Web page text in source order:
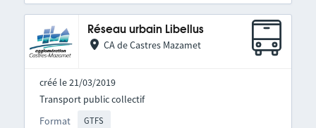
Réseau urbain Libellus
CA de Castres Mazamet
créé le 21/03/2019
Format GTFS
Transport public collectif